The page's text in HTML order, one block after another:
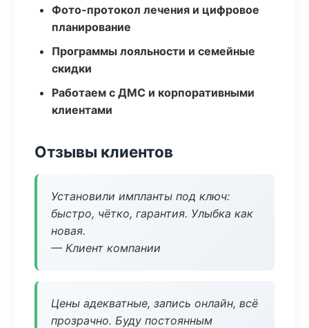
Фото-протокол лечения и цифровое
планирование
Программы лояльности и семейные
скидки
Работаем с ДМС и корпоративными
клиентами
Отзывы клиентов
Установили импланты под ключ:
быстро, чётко, гарантия. Улыбка как
новая.
— Клиент компании
Цены адекватные, запись онлайн, всё
прозрачно. Буду постоянным